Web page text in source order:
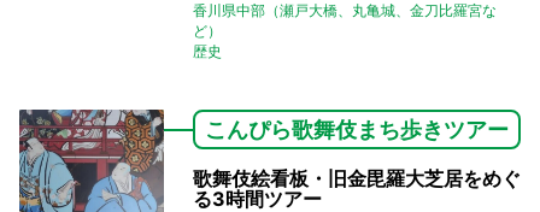
香川県中部（瀬戸大橋、丸亀城、金刀比羅宮な
ど）
歴史
こんぴら歌舞伎まち歩きツアー
歌舞伎絵看板・旧金毘羅大芝居をめぐ
る3時間ツアー